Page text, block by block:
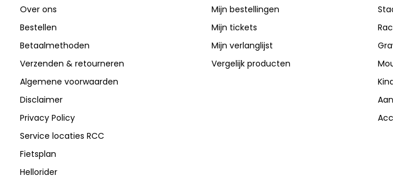
Over ons
Bestellen
Betaalmethoden
Verzenden & retourneren
Algemene voorwaarden
Disclaimer
Privacy Policy
Service locaties RCC
Fietsplan
Hellorider
Mijn bestellingen
Mijn tickets
Mijn verlanglijst
Vergelijk producten